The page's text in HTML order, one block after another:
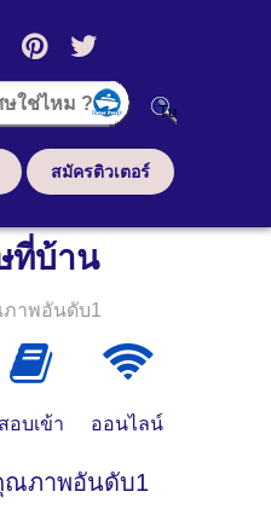
สมัครติวเตอร์
ที่บ้าน
าพอันดับ1
สอบเข้า ออนไลน์
ณภาพอันดับ1